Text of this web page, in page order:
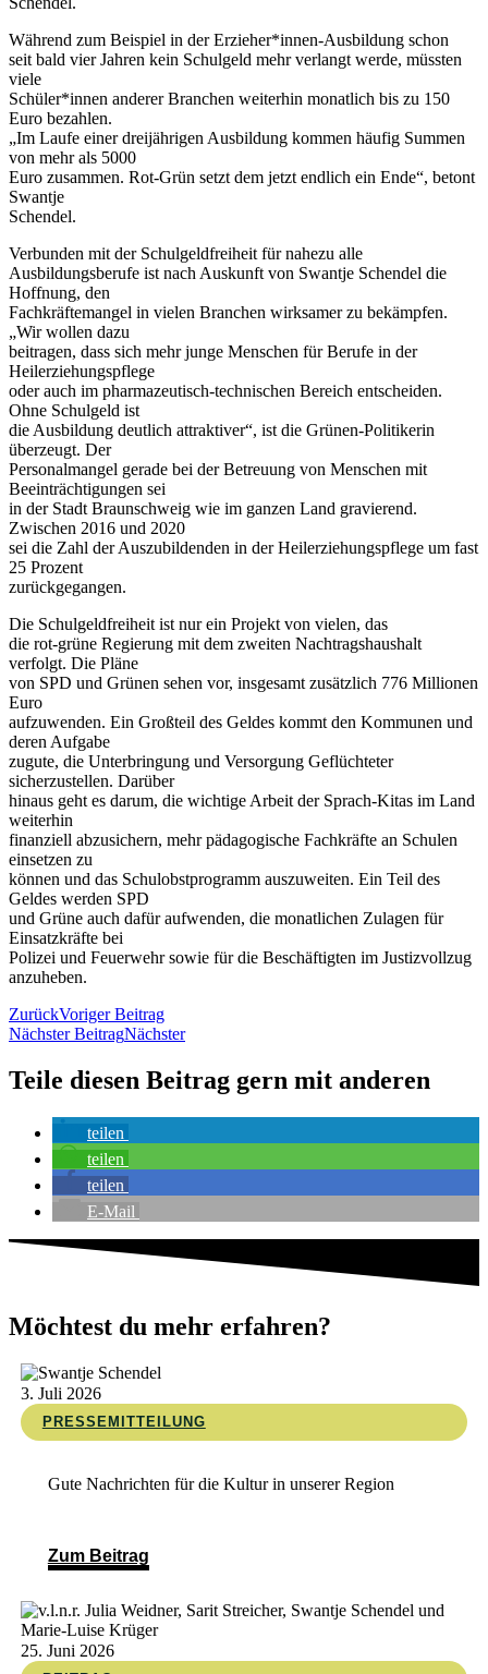
Während zum Beispiel in der Erzieher*innen-Ausbildung schon
seit bald vier Jahren kein Schulgeld mehr verlangt werde, müssten
viele
Schüler*innen anderer Branchen weiterhin monatlich bis zu 150
Euro bezahlen.
„Im Laufe einer dreijährigen Ausbildung kommen häufig Summen
von mehr als 5000
Euro zusammen. Rot-Grün setzt dem jetzt endlich ein Ende“, betont
Swantje
Schendel.
Verbunden mit der Schulgeldfreiheit für nahezu alle
Ausbildungsberufe ist nach Auskunft von Swantje Schendel die
Hoffnung, den
Fachkräftemangel in vielen Branchen wirksamer zu bekämpfen.
„Wir wollen dazu
beitragen, dass sich mehr junge Menschen für Berufe in der
Heilerziehungspflege
oder auch im pharmazeutisch-technischen Bereich entscheiden.
Ohne Schulgeld ist
die Ausbildung deutlich attraktiver“, ist die Grünen-Politikerin
überzeugt. Der
Personalmangel gerade bei der Betreuung von Menschen mit
Beeinträchtigungen sei
in der Stadt Braunschweig wie im ganzen Land gravierend.
Zwischen 2016 und 2020
sei die Zahl der Auszubildenden in der Heilerziehungspflege um fast
25 Prozent
zurückgegangen.
Die Schulgeldfreiheit ist nur ein Projekt von vielen, das
die rot-grüne Regierung mit dem zweiten Nachtragshaushalt
verfolgt. Die Pläne
von SPD und Grünen sehen vor, insgesamt zusätzlich 776 Millionen
Euro
aufzuwenden. Ein Großteil des Geldes kommt den Kommunen und
deren Aufgabe
zugute, die Unterbringung und Versorgung Geflüchteter
sicherzustellen. Darüber
hinaus geht es darum, die wichtige Arbeit der Sprach-Kitas im Land
weiterhin
finanziell abzusichern, mehr pädagogische Fachkräfte an Schulen
einsetzen zu
können und das Schulobstprogramm auszuweiten. Ein Teil des
Geldes werden SPD
und Grüne auch dafür aufwenden, die monatlichen Zulagen für
Einsatzkräfte bei
Polizei und Feuerwehr sowie für die Beschäftigten im Justizvollzug
anzuheben.
ZurückVoriger Beitrag
Nächster BeitragNächster
Teile diesen Beitrag gern mit anderen
teilen
teilen
teilen
E-Mail
Möchtest du mehr erfahren?
3. Juli 2026
PRESSEMITTEILUNG
Gute Nachrichten für die Kultur in unserer Region
Zum Beitrag
25. Juni 2026